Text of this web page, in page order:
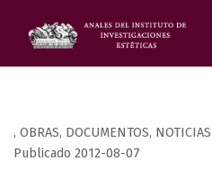
, OBRAS, DOCUMENTOS, NOTICIAS
Publicado 2012-08-07